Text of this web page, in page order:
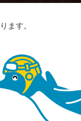
ます。